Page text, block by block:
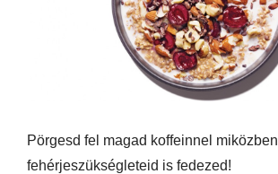
Pörgesd fel magad koffeinnel miközben
fehérjeszükségleteid is fedezed!